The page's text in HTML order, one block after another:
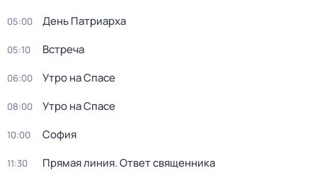
05:00 День Патриарха
05:10 Встреча
06:00 Утро на Спасе
08:00 Утро на Спасе
10:00 София
11:30 Прямая линия. Ответ священника